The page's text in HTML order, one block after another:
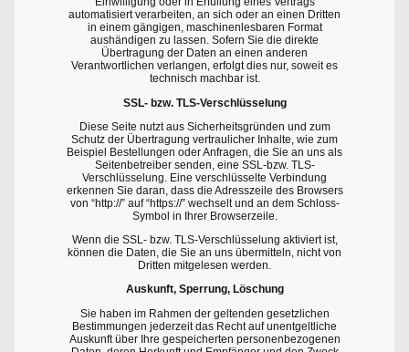
automatisiert verarbeiten, an sich oder an einen Dritten
in einem gängigen, maschinenlesbaren Format
aushändigen zu lassen. Sofern Sie die direkte
Übertragung der Daten an einen anderen
Verantwortlichen verlangen, erfolgt dies nur, soweit es
technisch machbar ist.
SSL- bzw. TLS-Verschlüsselung
Diese Seite nutzt aus Sicherheitsgründen und zum
Schutz der Übertragung vertraulicher Inhalte, wie zum
Beispiel Bestellungen oder Anfragen, die Sie an uns als
Seitenbetreiber senden, eine SSL-bzw. TLS-
Verschlüsselung. Eine verschlüsselte Verbindung
erkennen Sie daran, dass die Adresszeile des Browsers
von “http://” auf “https://” wechselt und an dem Schloss-
Symbol in Ihrer Browserzeile.
Wenn die SSL- bzw. TLS-Verschlüsselung aktiviert ist,
können die Daten, die Sie an uns übermitteln, nicht von
Dritten mitgelesen werden.
Auskunft, Sperrung, Löschung
Sie haben im Rahmen der geltenden gesetzlichen
Bestimmungen jederzeit das Recht auf unentgeltliche
Auskunft über Ihre gespeicherten personenbezogenen